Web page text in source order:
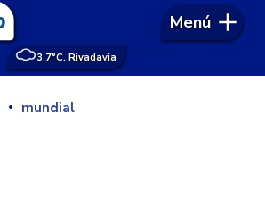
3.7°C. Rivadavia
Menú
mundial